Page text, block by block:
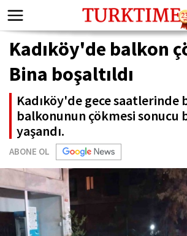
Kadıköy'de balkon
Bina boşaltıldı
Kadıköy'de gece saatlerinde
balkonunun çökmesi sonucu
yaşandı.
ABONE OL